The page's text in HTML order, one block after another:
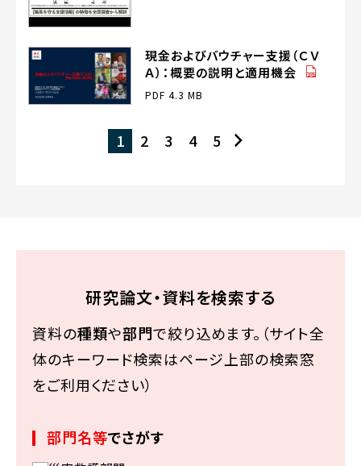
現金およびバウチャー支援（ＣＶ
Ａ）：概要の説明と適用機会
PDF 4.3 MB
1 2 3 4 5
研究論文・資料を検索する
資料の種類や部門で絞り込めます。（サイト全
体のキーワード検索はページ上部の検索窓
をご利用ください）
部門名等でさがす